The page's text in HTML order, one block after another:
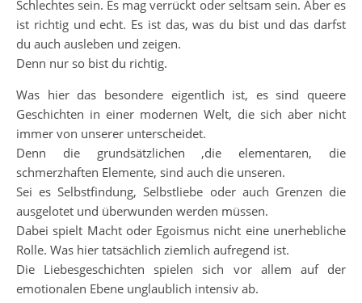
Schlechtes sein. Es mag verrückt oder seltsam sein. Aber es
ist richtig und echt. Es ist das, was du bist und das darfst
du auch ausleben und zeigen.
Denn nur so bist du richtig.
Was hier das besondere eigentlich ist, es sind queere
Geschichten in einer modernen Welt, die sich aber nicht
immer von unserer unterscheidet.
Denn die grundsätzlichen ,die elementaren, die
schmerzhaften Elemente, sind auch die unseren.
Sei es Selbstfindung, Selbstliebe oder auch Grenzen die
ausgelotet und überwunden werden müssen.
Dabei spielt Macht oder Egoismus nicht eine unerhebliche
Rolle. Was hier tatsächlich ziemlich aufregend ist.
Die Liebesgeschichten spielen sich vor allem auf der
emotionalen Ebene unglaublich intensiv ab.